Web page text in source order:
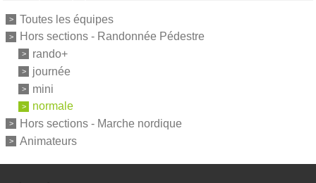
Toutes les équipes
Hors sections - Randonnée Pédestre
rando+
journée
mini
normale
Hors sections - Marche nordique
Animateurs